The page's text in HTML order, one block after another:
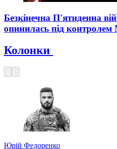
Безкінечна П'ятиденна
опинилась під
Колонки
Юрій Федоренко